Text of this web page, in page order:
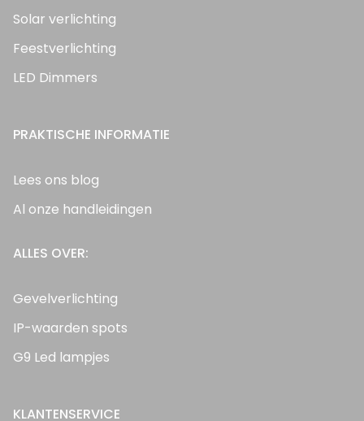
Solar verlichting
Feestverlichting
LED Dimmers
PRAKTISCHE INFORMATIE
Lees ons blog
Al onze handleidingen
ALLES OVER:
Gevelverlichting
IP-waarden spots
G9 Led lampjes
KLANTENSERVICE